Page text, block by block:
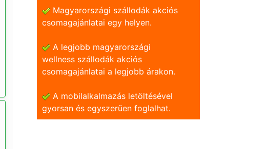
Magyarországi szállodák akciós
csomagajánlatai egy helyen.
A legjobb magyarországi
wellness szállodák akciós
csomagajánlatai a legjobb árakon.
A mobilalkalmazás letöltésével
gyorsan és egyszerũen foglalhat.